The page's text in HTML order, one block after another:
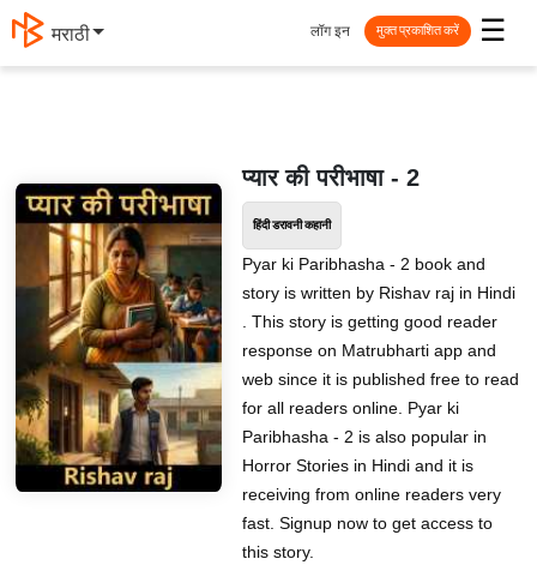
मराठी ☰
लॉग इन मुक्त प्रकाशित करें
प्यार की परीभाषा - 2
हिंदी डरावनी कहानी
Pyar ki Paribhasha - 2 book and
story is written by Rishav raj in Hindi
. This story is getting good reader
response on Matrubharti app and
web since it is published free to read
for all readers online. Pyar ki
Paribhasha - 2 is also popular in
Horror Stories in Hindi and it is
receiving from online readers very
fast. Signup now to get access to
this story.